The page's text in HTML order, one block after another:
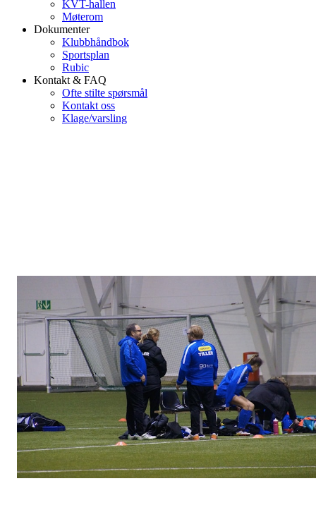
KVT-hallen
Møterom
Dokumenter
Klubbhåndbok
Sportsplan
Rubic
Kontakt & FAQ
Ofte stilte spørsmål
Kontakt oss
Klage/varsling